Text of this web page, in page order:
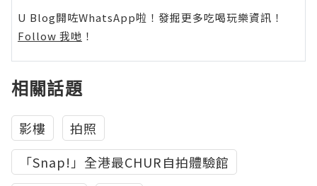
U Blog開咗WhatsApp啦！發掘更多吃喝玩樂資訊！
Follow 我哋 ！
相關話題
影樓
拍照
「Snap!」全港最CHUR自拍體驗館